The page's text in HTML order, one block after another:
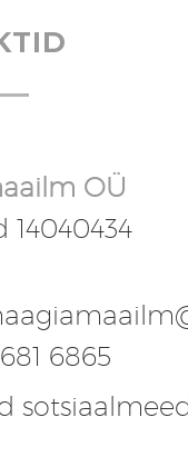
OÜ
14040434
6865